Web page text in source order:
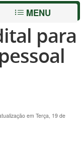
MENU
para
em Terça, 19 de